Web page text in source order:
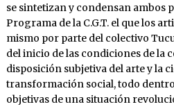
se sintetizan y condensan ambos
Programa de la C.G.T. el que los
mismo por parte del colectivo
del inicio de las condiciones de la
disposición subjetiva del arte y la
transformación social, todo
objetivas de una situación